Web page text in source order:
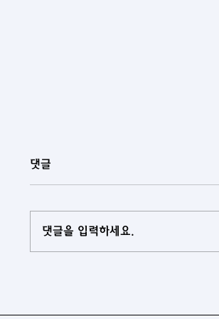
댓글
댓글을 입력하세요.